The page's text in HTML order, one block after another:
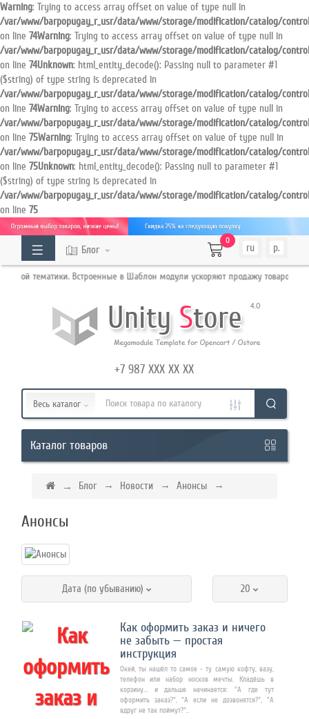
Warning: Trying to access array offset on value of type null in
/var/www/barpopugay_r_usr/data/www/storage/modification/catalog/
on line 74Warning: Trying to access array offset on value of type null in
/var/www/barpopugay_r_usr/data/www/storage/modification/catalog/
on line 74Unknown: html_entity_decode(): Passing null to parameter #1
($string) of type string is deprecated in
/var/www/barpopugay_r_usr/data/www/storage/modification/catalog/
on line 74Warning: Trying to access array offset on value of type null in
/var/www/barpopugay_r_usr/data/www/storage/modification/catalog/
on line 75Warning: Trying to access array offset on value of type null in
/var/www/barpopugay_r_usr/data/www/storage/modification/catalog/
on line 75Unknown: html_entity_decode(): Passing null to parameter #1
($string) of type string is deprecated in
/var/www/barpopugay_r_usr/data/www/storage/modification/catalog/
on line 75
ТОВАРОВ
Кабинет
Обратный
звонок
+7
987
XX
Контакты
Блог р.
ru
0
тематики. Встроенные в Шаблон модули ускоряют продажу товаров для
+7 987 XXX XX XX
Весь каталог
Каталог товаров
Блог Новости Анонсы
Анонсы
20
Дата (по убыванию)
Как оформить заказ и ничего
не забыть — простая
инструкция
Окей, ты нашёл то самое - ту самую кофту, вазу,
телефон или набор носков мечты. Кладёшь в
корзину... и дальше начинается: "А где тут
оформить заказ?", "А если не дозвонятся?", "А
вдруг не так поймут?"..